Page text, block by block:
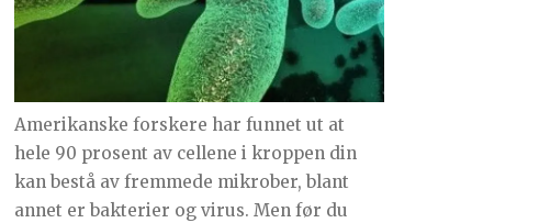
Amerikanske forskere har funnet ut at
hele 90 prosent av cellene i kroppen din
kan bestå av fremmede mikrober, blant
annet er bakterier og virus. Men før du